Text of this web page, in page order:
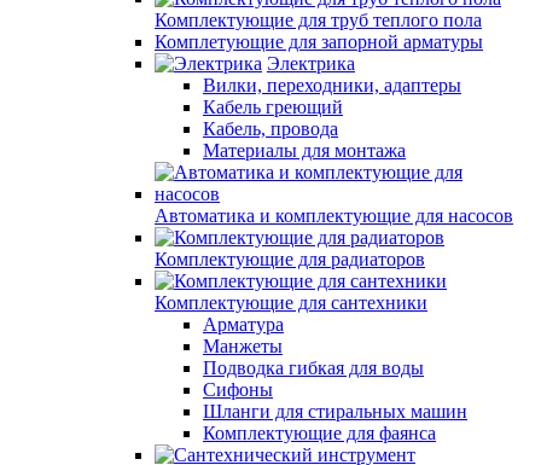
Комплектующие для труб теплого пола
Комплетующие для запорной арматуры
Электрика
Вилки, переходники, адаптеры
Кабель греющий
Кабель, провода
Материалы для монтажа
Автоматика и комплектующие для насосов
Комплектующие для радиаторов
Комплектующие для сантехники
Арматура
Манжеты
Подводка гибкая для воды
Сифоны
Шланги для стиральных машин
Комплектующие для фаянса